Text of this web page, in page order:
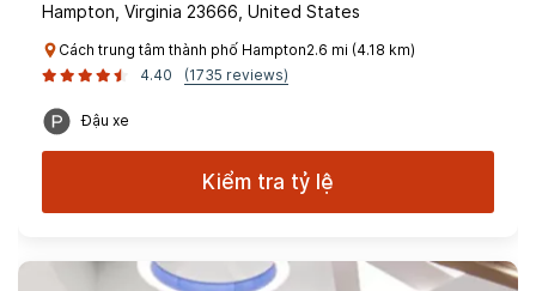
Hampton, Virginia 23666, United States
Cách trung tâm thành phố Hampton2.6 mi (4.18 km)
4.40
(1735 reviews)
Đậu xe
Kiểm tra tỷ lệ